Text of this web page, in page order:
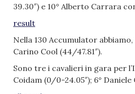
39.30″) e 10° Alberto Carrara
result
Nella 130 Accumulator
Carino Cool (44/47.81″).
Sono tre i cavalieri in gara per
Coidam (0/0-24.05″); 6°